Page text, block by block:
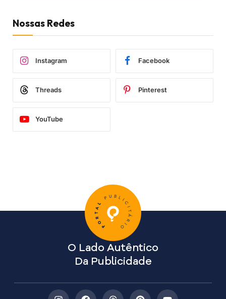
Nossas Redes
Instagram Facebook
Threads Pinterest
YouTube
O Lado Autêntico
Da Publicidade